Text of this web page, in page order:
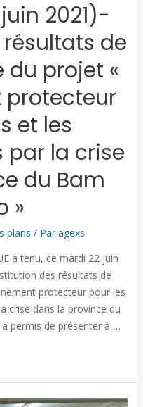
2021)-
de
du projet «
protecteur
et les
par la crise
du Bam
»
plans / Paragexs
a tenu, ce mardi 22 juin
des résultats de
protecteur pour les
crise dans la province du
permis de présenter à …